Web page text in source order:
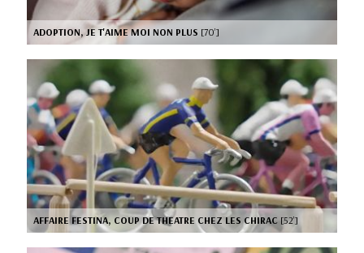
ADOPTION, JE T'AIME MOI NON PLUS [70’]
AFFAIRE FESTINA, COUP DE THEATRE CHEZ LES CHIRAC[52’]